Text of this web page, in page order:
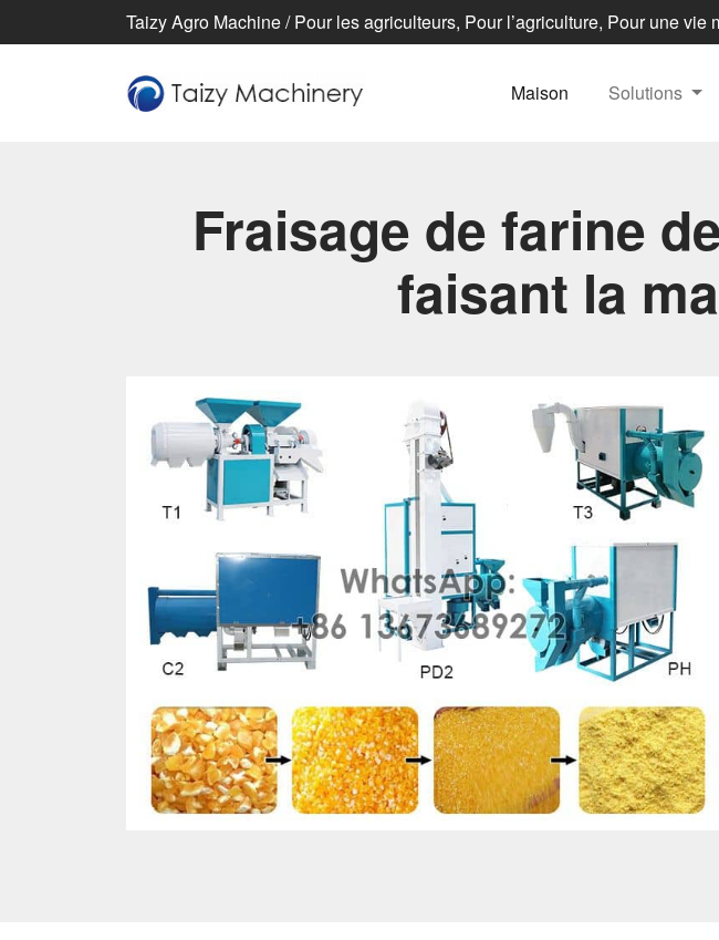
Taizy Agro Machine / Pour les agriculteurs, Pour l’agriculture, Pour une vie
Maison Solutions
Fraisage de farine
faisant la